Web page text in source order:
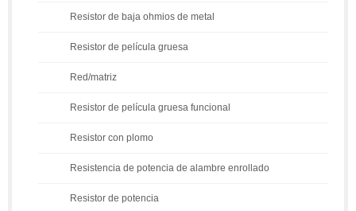
Resistor de baja ohmios de metal
Resistor de película gruesa
Red/matriz
Resistor de película gruesa funcional
Resistor con plomo
Resistencia de potencia de alambre enrollado
Resistor de potencia